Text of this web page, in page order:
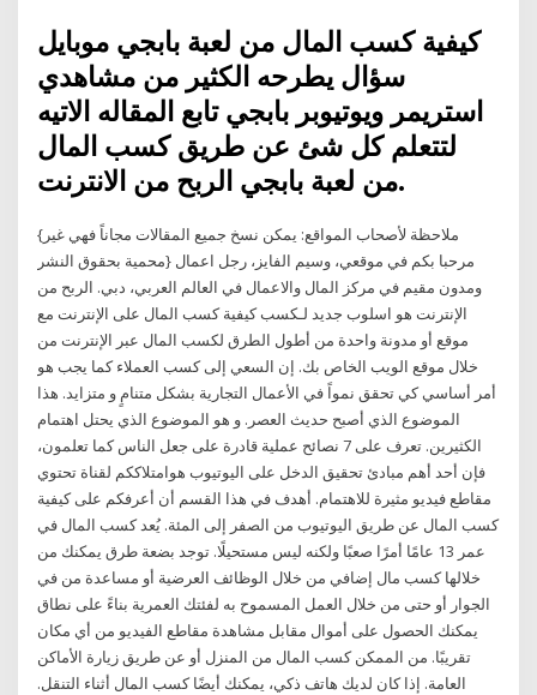
كيفية كسب المال من لعبة بابجي موبايل
سؤال يطرحه الكثير من مشاهدي
استريمر ويوتيوبر بابجي تابع المقاله الاتيه
لتتعلم كل شئ عن طريق كسب المال
من لعبة بابجي الربح من الانترنت.
{ملاحظة لأصحاب المواقع: يمكن نسخ جميع المقالات مجاناً فهي غير
محمية بحقوق النشر} مرحبا بكم في موقعي، وسيم الفايز، رجل اعمال
ومدون مقيم في مركز المال والاعمال في العالم العربي، دبي. الربح من
الإنترنت هو اسلوب جديد لـكسب كيفية كسب المال على الإنترنت مع
موقع أو مدونة واحدة من أطول الطرق لكسب المال عبر الإنترنت من
خلال موقع الويب الخاص بك. إن السعي إلى كسب العملاء كما يجب هو
أمر أساسي كي تحقق نمواً في الأعمال التجارية بشكل متنامٍ و متزايد. هذا
الموضوع الذي أصبح حديث العصر. و هو الموضوع الذي يحتل اهتمام
الكثيرين. تعرف على 7 نصائح عملية قادرة على جعل الناس كما تعلمون،
فإن أحد أهم مبادئ تحقيق الدخل على اليوتيوب هوامتلاككم لقناة تحتوي
مقاطع فيديو مثيرة للاهتمام. أهدف في هذا القسم أن أعرفكم على كيفية
كسب المال عن طريق اليوتيوب من الصفر إلى المئة. يُعد كسب المال في
عمر 13 عامًا أمرًا صعبًا ولكنه ليس مستحيلًا. توجد بضعة طرق يمكنك من
خلالها كسب مال إضافي من خلال الوظائف العرضية أو مساعدة من في
الجوار أو حتى من خلال العمل المسموح به لفئتك العمرية بناءً على نطاق
يمكنك الحصول على أموال مقابل مشاهدة مقاطع الفيديو من أي مكان
تقريبًا. من الممكن كسب المال من المنزل أو عن طريق زيارة الأماكن
العامة. إذا كان لديك هاتف ذكي، يمكنك أيضًا كسب المال أثناء التنقل.